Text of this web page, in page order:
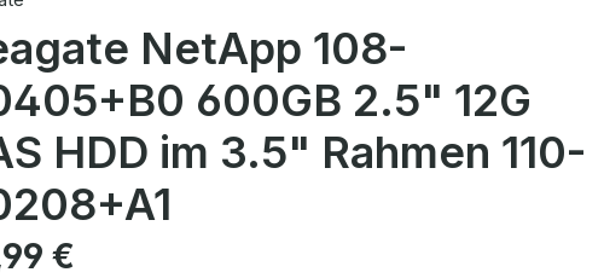
NetApp 108-
600GB 2.5" 12G
HDD im 3.5" Rahmen 110-
Preis:
€